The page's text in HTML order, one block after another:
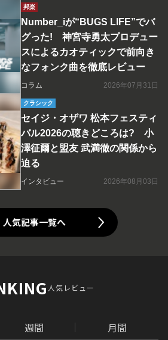
邦楽
Number_iが“BUGS LIFE”でバ
グった! 神宮寺勇太プロデュー
スによるカオティックで前向き
なフォンク曲を徹底レビュー
コラム 2026年07月31日
クラシック
セイジ・オザワ 松本フェスティ
バル2026の聴きどころは? 小
澤征爾と盟友 武満徹の関係から
迫る
インタビュー 2026年08月03日
人気記事一覧へ
人気レビュー
週間 月間